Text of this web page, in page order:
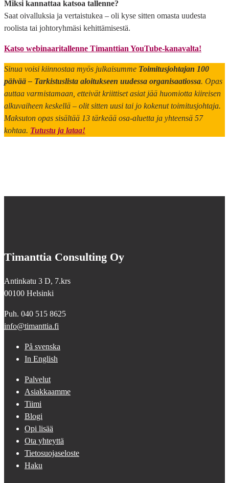
Miksi kannattaa katsoa tallenne?
Saat oivalluksia ja vertaistukea – oli kyse sitten omasta uudesta
roolista tai johtoryhmäsi kehittämisestä.
Katso webinaaritallenne Timanttian YouTube-kanavalta!
Sinua voisi kiinnostaa myös julkaisumme Toimitusjohtajan 100
päivää – Tarkistuslista aloitukseen uudessa organisaatiossa. Opas
auttaa varmistamaan, etteivät kriittiset asiat jää huomiotta kiireisen
alkuvaiheen keskellä – olit sitten uusi tai jo kokenut toimitusjohtaja.
Maksuton opas sisältää 13 tärkeää osa-aluetta ja yhteensä 57
kohtaa. Tutustu ja lataa!
Timanttia Consulting Oy
Antinkatu 3 D, 7.krs
00100 Helsinki
Puh. 040 515 8625
info@timanttia.fi
På svenska
In English
Palvelut
Asiakkaamme
Tiimi
Blogi
Opi lisää
Ota yhteyttä
Tietosuojaseloste
Haku